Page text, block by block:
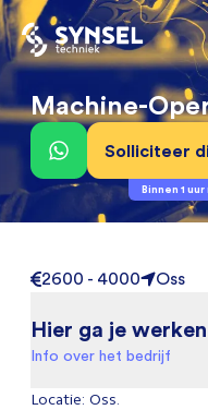
Machine-
Solliciteer
Binnen 1
2600 - 4000 Oss
Hier ga je werken
Info over het bedrijf
Locatie: Oss.